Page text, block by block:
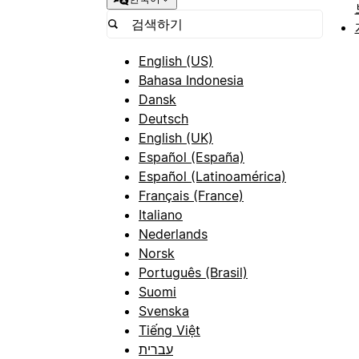
English (US)
Bahasa Indonesia
Dansk
Deutsch
English (UK)
Español (España)
Español (Latinoamérica)
Français (France)
Italiano
Nederlands
Norsk
Português (Brasil)
Suomi
Svenska
Tiếng Việt
עברית